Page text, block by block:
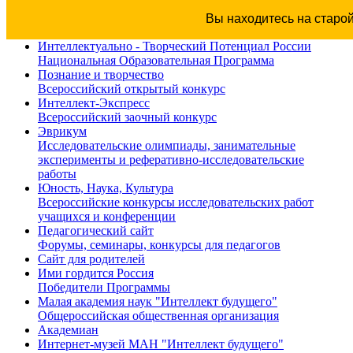
Вы находитесь на
Интеллектуально - Творческий Потенциал России
Национальная Образовательная Программа
Познание и творчество
Всероссийский открытый конкурс
Интеллект-Экспресс
Всероссийский заочный конкурс
Эврикум
Исследовательские олимпиады, занимательные
эксперименты и реферативно-исследовательские
работы
Юность, Наука, Культура
Всероссийские конкурсы исследовательских работ
учащихся и конференции
Педагогический сайт
Форумы, семинары, конкурсы для педагогов
Сайт для родителей
Ими гордится Россия
Победители Программы
Малая академия наук "Интеллект будущего"
Общероссийская общественная организация
Академиан
Интернет-музей МАН "Интеллект будущего"